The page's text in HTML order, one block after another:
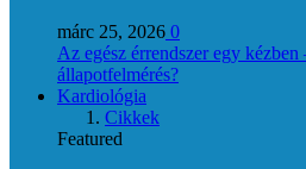
márc 25, 2026 0
Az egész érrendszer egy
állapotfelmérés?
Kardiológia
Cikkek
Featured